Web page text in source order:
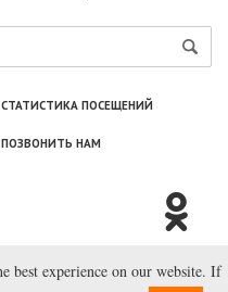
СТАТИСТИКА ПОСЕЩЕНИЙ
ПОЗВОНИТЬ НАМ
2003—2026.
best experience on our website. If